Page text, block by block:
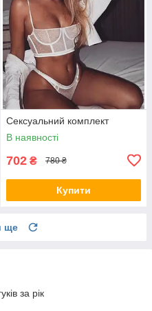
Сексуальний комплект
В наявності
702 ₴ 780 ₴
Купити
ще
за рік